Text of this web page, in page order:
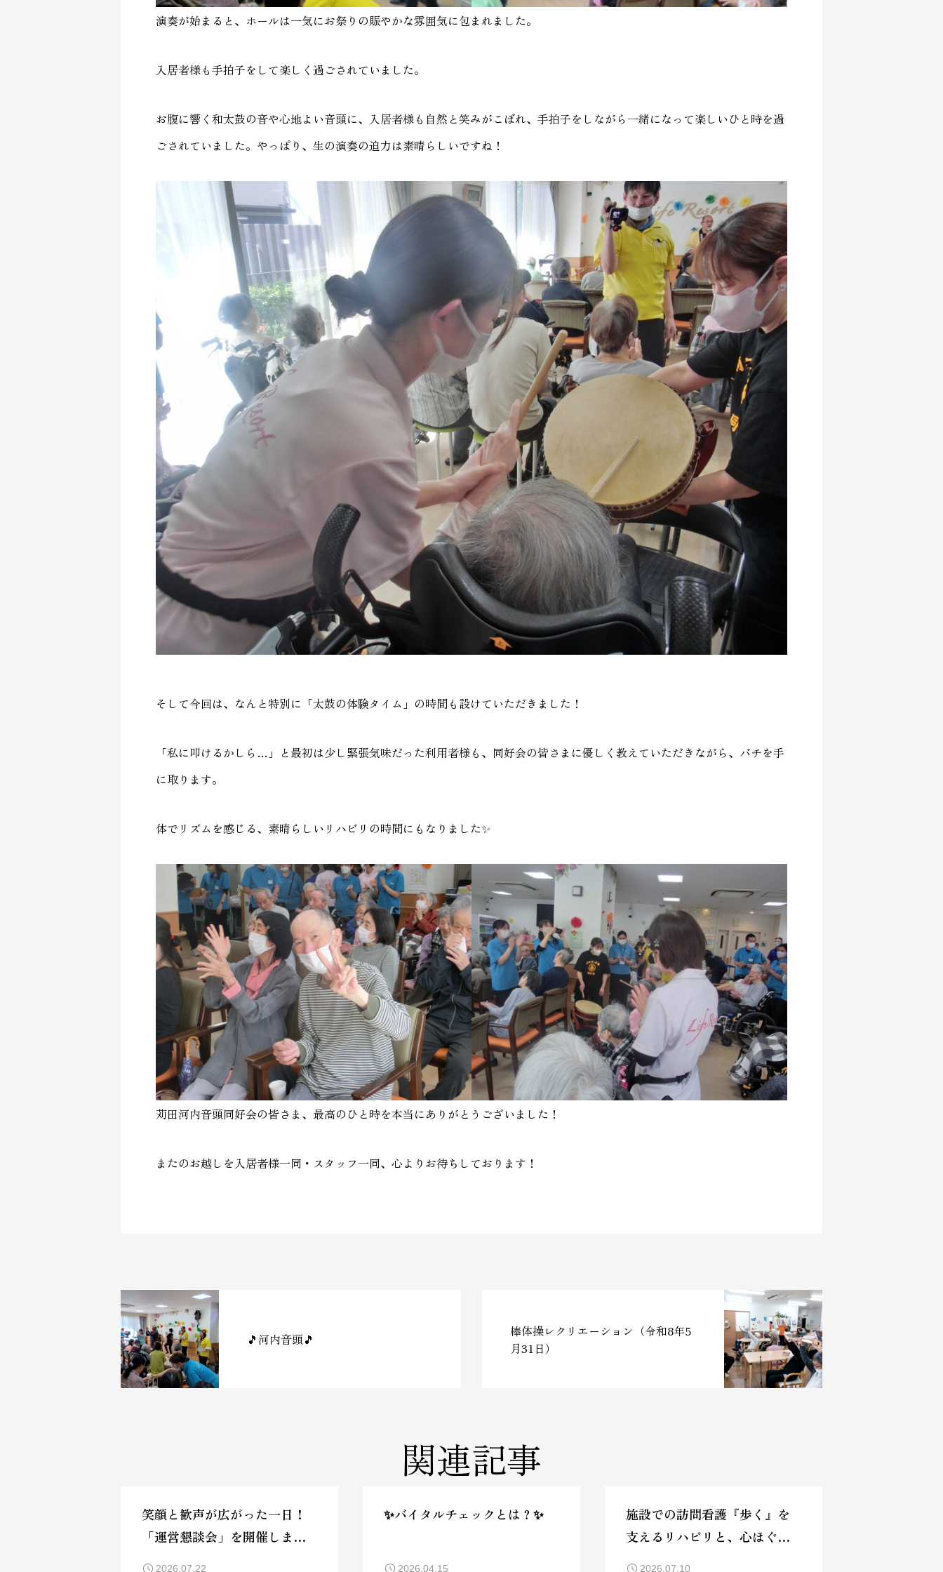
演奏が始まると、ホールは一気にお祭りの賑やかな雰囲気に包まれました。
入居者様も手拍子をして楽しく過ごされていました。
お腹に響く和太鼓の音や心地よい音頭に、入居者様も自然と笑みがこぼれ、手拍子をしながら一緒になって楽しいひと時を過
ごされていました。やっぱり、生の演奏の迫力は素晴らしいですね！
そして今回は、なんと特別に「太鼓の体験タイム」の時間も設けていただきました！
「私に叩けるかしら…」と最初は少し緊張気味だった利用者様も、同好会の皆さまに優しく教えていただきながら、バチを手
に取ります。
体でリズムを感じる、素晴らしいリハビリの時間にもなりました✨
苅田河内音頭同好会の皆さま、最高のひと時を本当にありがとうございました！
またのお越しを入居者様一同・スタッフ一同、心よりお待ちしております！
🎵河内音頭🎵
棒体操レクリエーション（令和8年5
月31日）
関連記事
笑顔と歓声が広がった一日！
「運営懇談会」を開催しまし
2026.07.22
✨バイタルチェックとは？✨
2026.04.15
施設での訪問看護『歩く』を
支えるリハビリと、心ほぐれ
2026.07.10